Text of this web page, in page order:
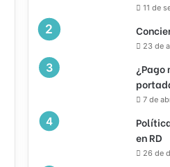
11 de
23 de
¿Pago
7 de
en RD
26 de